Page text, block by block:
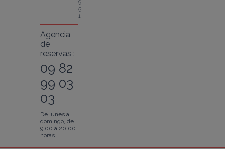
9
5
1
Agencia
de
reservas :
09 82
99 03
03
De lunes a
domingo, de
9.00 a 20.00
horas